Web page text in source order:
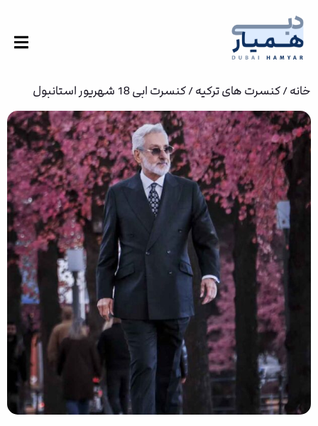
خانه/کنسرت های ترکیه/ کنسرت ابی 18 شهریور استانبول